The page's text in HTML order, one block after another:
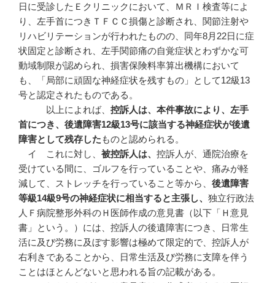
日に受診したＥクリニックにおいて、ＭＲＩ検査等によ
り、左手首につきＴＦＣＣ損傷と診断され、関節注射や
リハビリテーションが行われたものの、同年8月22日に症
状固定と診断され、左手関節痛の自覚症状とわずかな可
動域制限が認められ、損害保険料率算出機構において
も、「局部に頑固な神経症状を残すもの」として12級13
号と認定されたものである。
以上によれば、 控訴人は、本件事故により、左手
首につき、後遺障害12級13号に該当する神経症状が後遺
障害として残存した ものと認められる。
イ これに対し、 被控訴人は、 控訴人が、通院治療を
受けている間に、ゴルフを行っていることや、痛みが軽
減して、ストレッチを行っていること等から、 後遺障害
等級14級9号の神経症状に相当すると主張し、 独立行政法
人Ｆ病院整形外科のＨ医師作成の意見書（以下「Ｈ意見
書」という。）には、控訴人の後遺障害につき、日常生
活に及び労務に及ぼす影響は極めて限定的で、控訴人が
右利きであることから、日常生活及び労務に支障を伴う
ことはほとんどないと思われる旨の記載がある。